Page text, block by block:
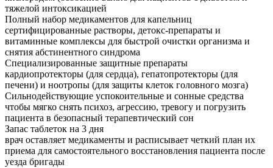
тяжелой интоксикацией
Полный набор медикаментов для капельниц
сертифицированные растворы, детокс-препараты и
витаминные комплексы для быстрой очистки организма и
снятия абстинентного синдрома
Специализированные защитные препараты
кардиопротекторы (для сердца), гепатопротекторы (для
печени) и ноотропы (для защиты клеток головного мозга)
Сильнодействующие успокоительные и сонные средства
чтобы мягко снять психоз, агрессию, тревогу и погрузить
пациента в безопасный терапевтический сон
Запас таблеток на 3 дня
врач оставляет медикаменты и расписывает четкий план их
приема для самостоятельного восстановления пациента после
уезда бригады